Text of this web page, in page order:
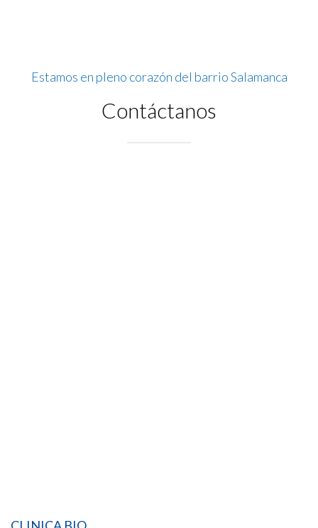
Estamos en pleno corazón del barrio Salamanca
Contáctanos